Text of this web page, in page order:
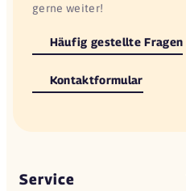
gerne weiter!
Häufig gestellte Fragen
Kontaktformular
Service